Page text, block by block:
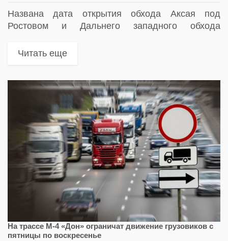
Названа дата открытия обхода Аксая под
Ростовом и Дальнего западного обхода
Читать еще
На трассе М-4 «Дон» ограничат движение грузовиков с
пятницы по воскресенье